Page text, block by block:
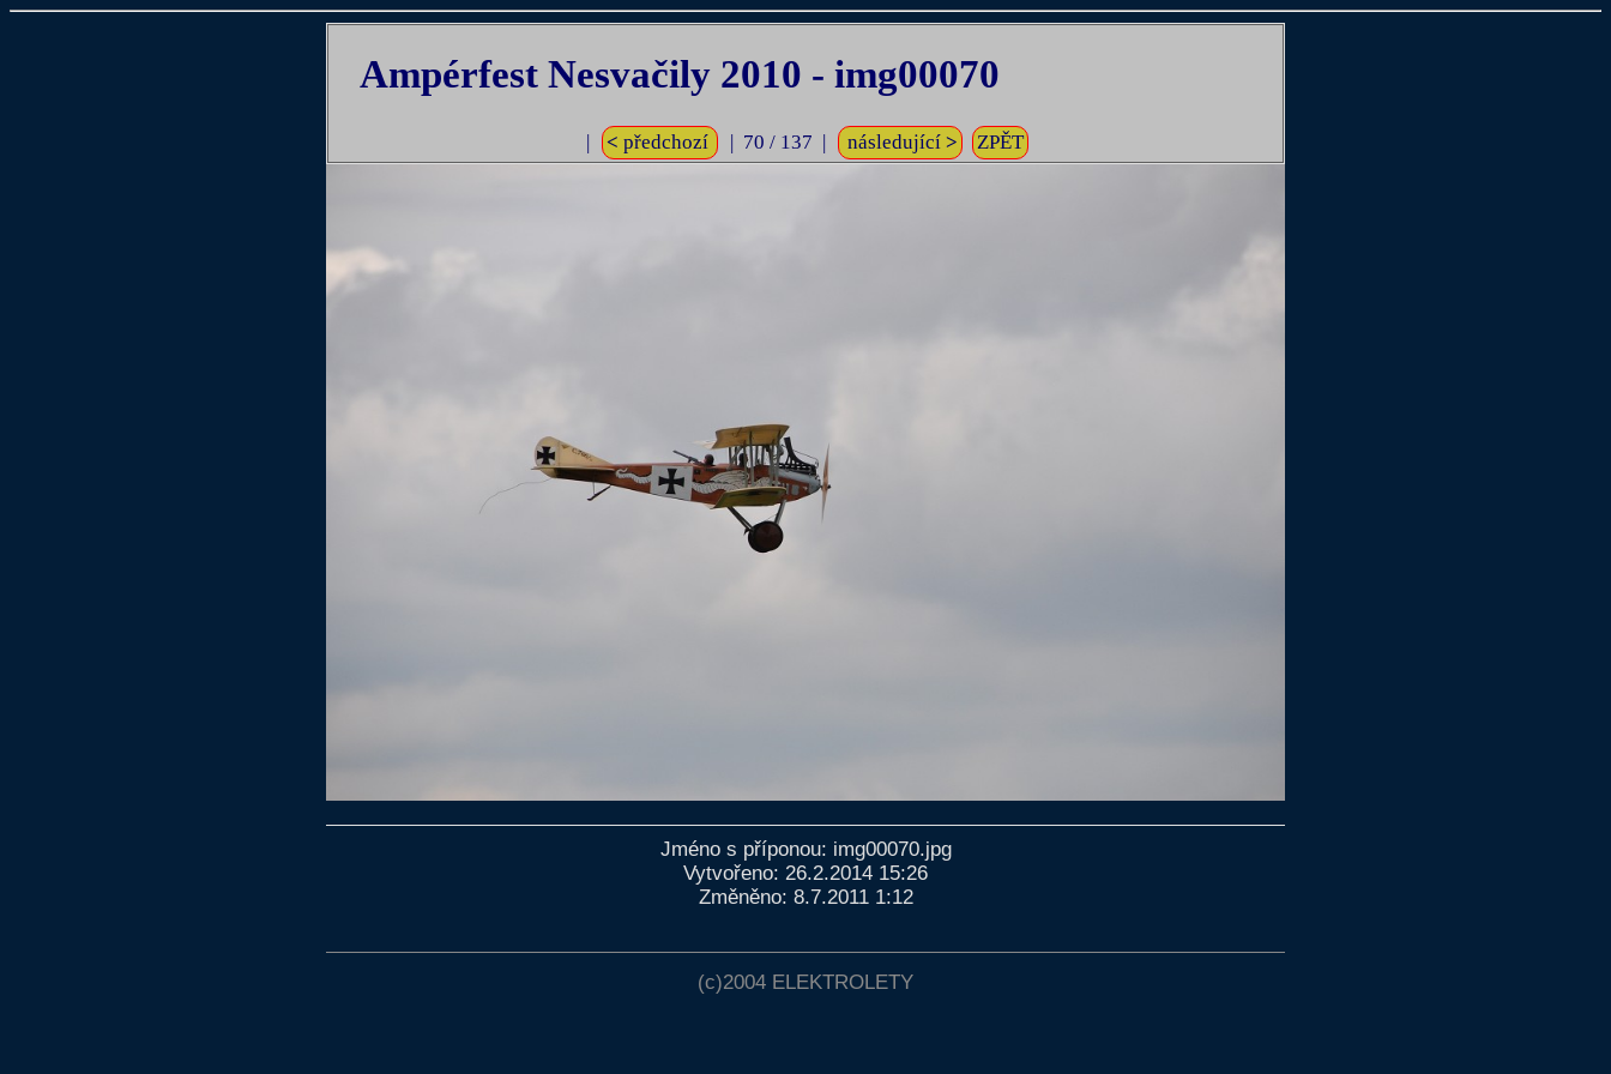
Ampérfest Nesvačily 2010 - img00070
< předchozí | 70 / 137 | následující > ZPĚT
Jméno s příponou: img00070.jpg
Vytvořeno: 26.2.2014 15:26
Změněno: 8.7.2011 1:12
(c)2004 ELEKTROLETY